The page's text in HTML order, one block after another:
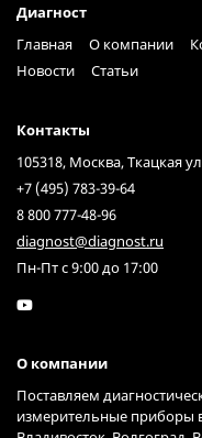
Диагност
Главная
О компании
Новости
Статьи
Контакты
105318, Москва, Ткацкая
+7 (495) 783-39-64
8 800 777-48-96
diagnost@diagnost.ru
Пн-Пт с 9:00 до 17:00
О компании
Поставляем
измерительные приборы